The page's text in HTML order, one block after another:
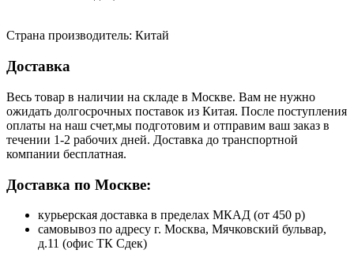
Страна производитель: Китай
Доставка
Весь товар в наличии на складе в Москве. Вам не нужно
ожидать долгосрочных поставок из Китая. После поступления
оплаты на наш счет,мы подготовим и отправим ваш заказ в
течении 1-2 рабочих дней. Доставка до транспортной
компании бесплатная.
Доставка по Москве:
курьерская доставка в пределах МКАД (от 450 р)
самовывоз по адресу г. Москва, Мячковский бульвар,
д.11 (офис ТК Сдек)